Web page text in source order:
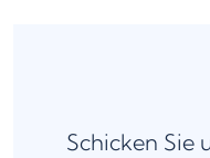
Schicken Sie